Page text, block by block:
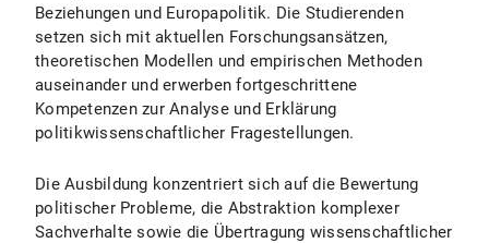
Beziehungen und Europapolitik. Die Studierenden
setzen sich mit aktuellen Forschungsansätzen,
theoretischen Modellen und empirischen Methoden
auseinander und erwerben fortgeschrittene
Kompetenzen zur Analyse und Erklärung
politikwissenschaftlicher Fragestellungen.
Die Ausbildung konzentriert sich auf die Bewertung
politischer Probleme, die Abstraktion komplexer
Sachverhalte sowie die Übertragung wissenschaftlicher